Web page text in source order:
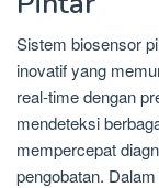
Sistem biosensor
inovatif yang
real-time dengan
mendeteksi
mempercepat
pengobatan.